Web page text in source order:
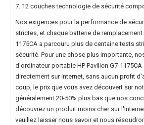
7. 12 couches technologie de sécurité
Nos exigences pour la performance de
strictes, et chaque batterie de remplacement
1175CA a parcouru plus de centaine tests
sécurité. Pour une chose plus importante,
d'ordinateur portable HP Pavilion G7-1175CA
directement sur Internet, sans aucun profit
coup, le prix que vous avez découvert sur
généralement 20-50% plus bas que nos
découvrez un produit moins cher sur
veuillez laisser nous savoir et nous